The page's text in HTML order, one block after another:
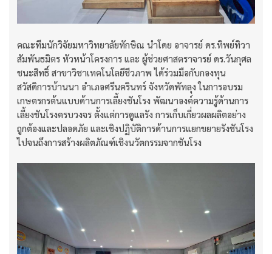
คณะทีมนักวิจัยมหาวิทยาลัยทักษิณ นำโดย อาจารย์ ดร.ทิพย์ทิวา
สัมพันธมิตร หัวหน้าโครงการ และ ผู้ช่วยศาสตราจารย์ ดร.วันกุศล
ชนะสิทธิ์ สาขาวิชาเทคโนโลยีชีวภาพ ได้ร่วมมือกับกองทุน
สวัสดิการบ้านนา อำเภอศรีนครินทร์ จังหวัดพัทลุง ในการอบรม
เกษตรกรต้นแบบด้านการเลี้ยงชันโรง พัฒนาองค์ความรู้ด้านการ
เลี้ยงชันโรงครบวงจร ตั้งแต่การดูแลรัง การเก็บเกี่ยวผลผลิตอย่าง
ถูกต้องและปลอดภัย และเชิงปฏิบัติการด้านการแยกขยายรังชันโรง
ไปจนถึงการสร้างผลิตภัณฑ์เชิงนวัตกรรมจากชันโรง